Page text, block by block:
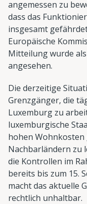
angemessen zu
dass das
insgesamt
Europäische
Mitteilung wurde
angesehen.
Die derzeitige
Grenzgänger, die
Luxemburg zu
luxemburgische
hohen Wohnkosten
Nachbarländern zu
die Kontrollen im
bereits bis zum 15.
macht das aktuelle
rechtlich unhaltbar.